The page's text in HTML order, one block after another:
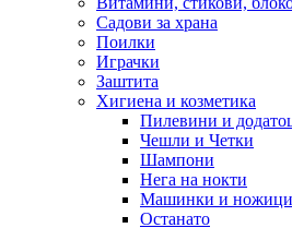
Садови за храна
Поилки
Играчки
Заштита
Хигиена и козметика
Пилевини и
Чешли и Четки
Шампони
Нега на нокти
Машинки и ножици
Останато